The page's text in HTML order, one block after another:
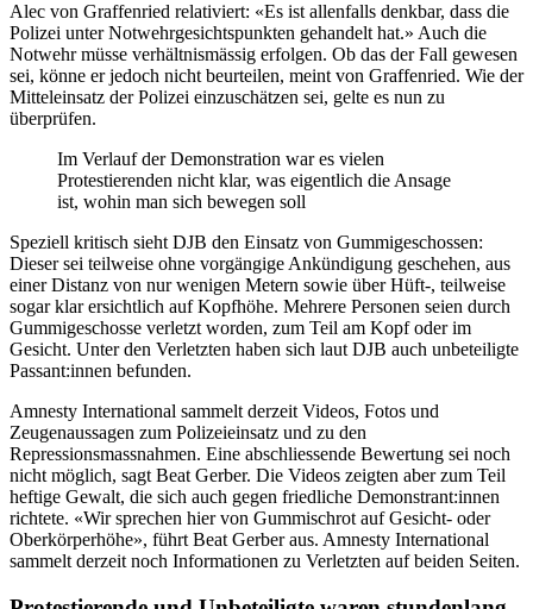
Alec von Graffenried relativiert: «Es ist allenfalls denkbar, dass die
Polizei unter Notwehrgesichtspunkten gehandelt hat.» Auch die
Notwehr müsse verhältnismässig erfolgen. Ob das der Fall gewesen
sei, könne er jedoch nicht beurteilen, meint von Graffenried. Wie der
Mitteleinsatz der Polizei einzuschätzen sei, gelte es nun zu
überprüfen.
Im Verlauf der Demonstration war es vielen
Protestierenden nicht klar, was eigentlich die Ansage
ist, wohin man sich bewegen soll
Speziell kritisch sieht DJB den Einsatz von Gummigeschossen:
Dieser sei teilweise ohne vorgängige Ankündigung geschehen, aus
einer Distanz von nur wenigen Metern sowie über Hüft-, teilweise
sogar klar ersichtlich auf Kopfhöhe. Mehrere Personen seien durch
Gummigeschosse verletzt worden, zum Teil am Kopf oder im
Gesicht. Unter den Verletzten haben sich laut DJB auch unbeteiligte
Passant:innen befunden.
Amnesty International sammelt derzeit Videos, Fotos und
Zeugenaussagen zum Polizeieinsatz und zu den
Repressionsmassnahmen. Eine abschliessende Bewertung sei noch
nicht möglich, sagt Beat Gerber. Die Videos zeigten aber zum Teil
heftige Gewalt, die sich auch gegen friedliche Demonstrant:innen
richtete. «Wir sprechen hier von Gummischrot auf Gesicht- oder
Oberkörperhöhe», führt Beat Gerber aus. Amnesty International
sammelt derzeit noch Informationen zu Verletzten auf beiden Seiten.